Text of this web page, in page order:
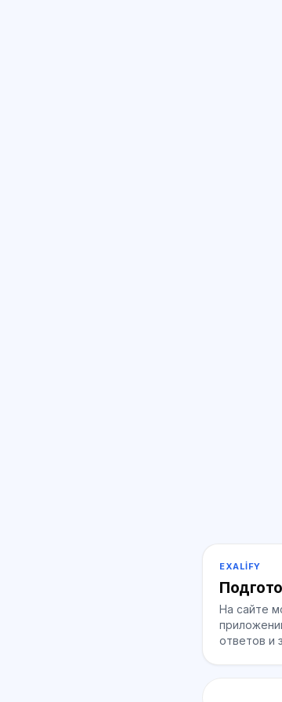
EXALIFY
На сайте
ответов и